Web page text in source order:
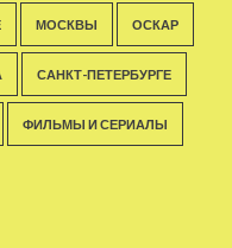
МОСКВЫ ОСКАР
САНКТ-ПЕТЕРБУРГЕ
ФИЛЬМЫ И СЕРИАЛЫ